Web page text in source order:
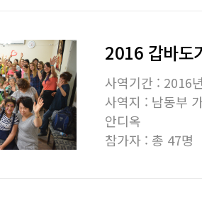
2016 갑바도
사역기간 : 2016
사역지 : 남동부
안디옥
참가자 : 총 47명